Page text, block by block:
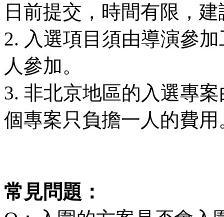
日前提交，時間有限，
2. 入選項目須由導演參
人參加。
3. 非北京地區的入選專
個專案只負擔一人的費用
常見問題：